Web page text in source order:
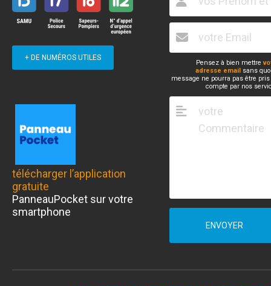
+ DE NUMÉROS UTILES
télécharger l’application
gratuite
PanneauPocket sur votre
smartphone
Pensez à bien mettre
adresse email sans
message ne pourra pas être
compte par nos
ENVOYER